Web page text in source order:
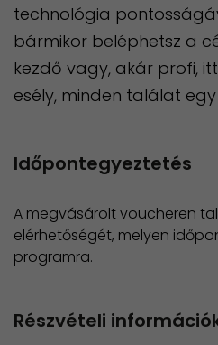
technológia
bármikor beléphetsz a
kezdő vagy, akár profi,
esély, minden találat
Időpontegyeztetés
A megvásárolt voucheren
elérhetőségét, melyen
programra.
Részvételi